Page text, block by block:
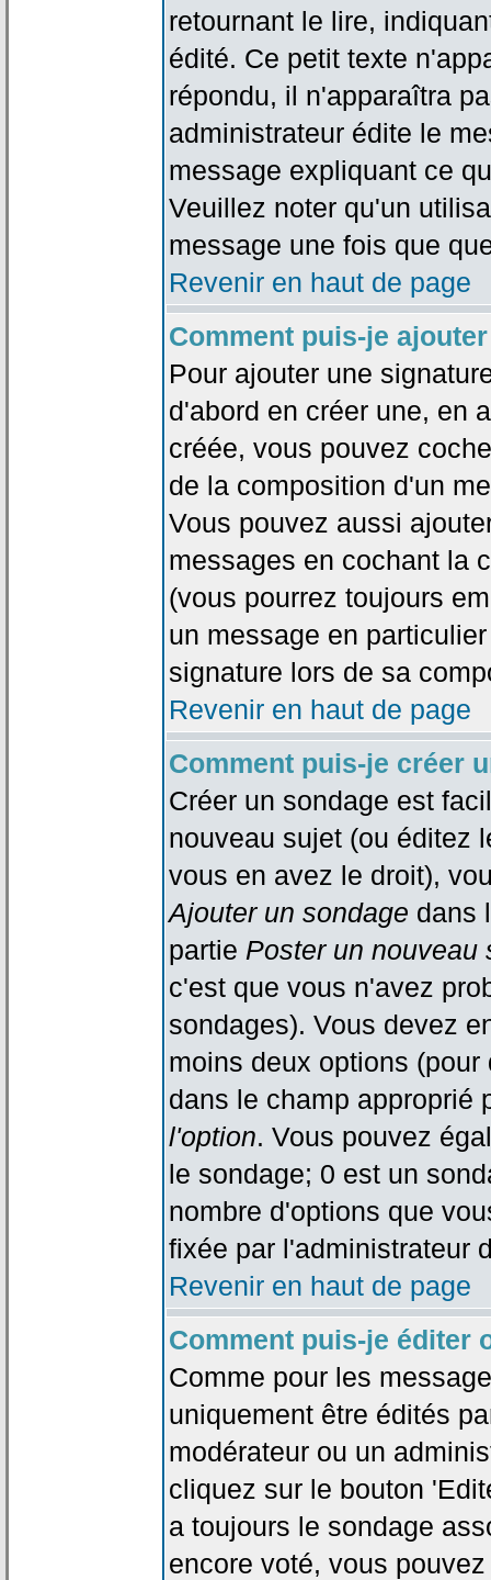
retournant le lire,
édité. Ce petit texte
répondu, il n'apparaîtra
administrateur édite le
message expliquant ce
Veuillez noter qu'un
message une fois que
Revenir en haut de page
Comment puis-je
Pour ajouter une
d'abord en créer une, en
créée, vous pouvez
de la composition d'un
Vous pouvez aussi
messages en cochant la
(vous pourrez toujours
un message en
signature lors de sa
Revenir en haut de page
Comment puis-je créer
Créer un sondage est
nouveau sujet (ou éditez
vous en avez le droit),
Ajouter un sondage dans
partie Poster un nouveau
c'est que vous n'avez
sondages). Vous devez
moins deux options
dans le champ
l'option. Vous pouvez
le sondage; 0 est un
nombre d'options que
fixée par l'administrateur
Revenir en haut de page
Comment puis-je éditer
Comme pour les
uniquement être édités
modérateur ou un
cliquez sur le bouton
a toujours le sondage
encore voté, vous